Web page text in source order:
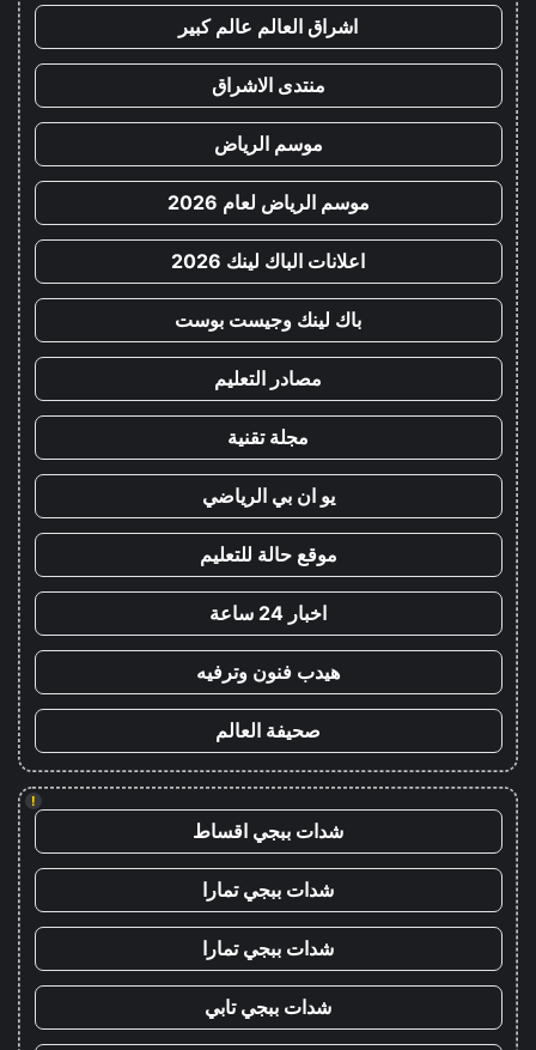
اشراق العالم عالم كبير
منتدى الاشراق
موسم الرياض
موسم الرياض لعام 2026
اعلانات الباك لينك 2026
باك لينك وجيست بوست
مصادر التعليم
مجلة تقنية
يو ان بي الرياضي
موقع حالة للتعليم
اخبار 24 ساعة
هيدب فنون وترفيه
صحيفة العالم
!
شدات ببجي اقساط
شدات ببجي تمارا
شدات ببجي تمارا
شدات ببجي تابي